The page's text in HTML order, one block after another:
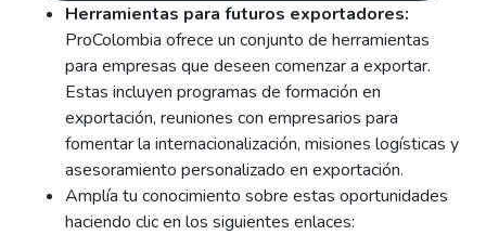
Herramientas para futuros exportadores:
ProColombia ofrece un conjunto de herramientas
para empresas que deseen comenzar a exportar.
Estas incluyen programas de formación en
exportación, reuniones con empresarios para
fomentar la internacionalización, misiones logísticas y
asesoramiento personalizado en exportación.
Amplía tu conocimiento sobre estas oportunidades
haciendo clic en los siguientes enlaces: